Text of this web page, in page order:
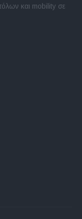
και mobility σε